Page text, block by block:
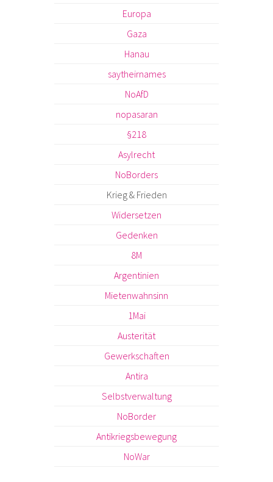
Europa
Gaza
Hanau
saytheirnames
NoAfD
nopasaran
§218
Asylrecht
NoBorders
Krieg & Frieden
Widersetzen
Gedenken
8M
Argentinien
Mietenwahnsinn
1Mai
Austerität
Gewerkschaften
Antira
Selbstverwaltung
NoBorder
Antikriegsbewegung
NoWar